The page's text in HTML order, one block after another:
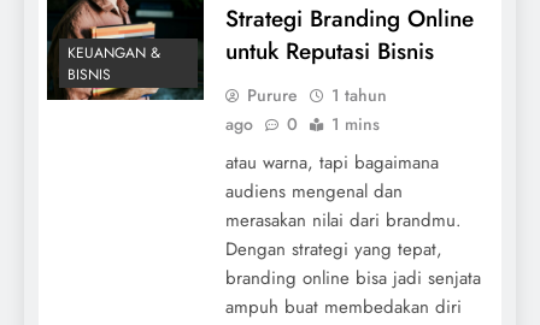
KEUANGAN &
BISNIS
Strategi Branding Online
untuk Reputasi Bisnis
Purure
1 tahun
ago
0 1 mins
atau warna, tapi bagaimana
audiens mengenal dan
merasakan nilai dari brandmu.
Dengan strategi yang tepat,
branding online bisa jadi senjata
ampuh buat membedakan diri